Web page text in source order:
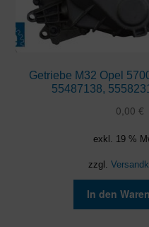
Getriebe M32 Opel
55487138,
0,00 €
exkl. 19 %
zzgl.
In den